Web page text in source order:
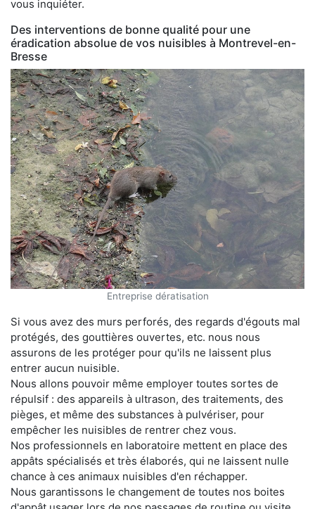
vous inquiéter.
Des interventions de bonne qualité pour une
éradication absolue de vos nuisibles à Montrevel-en-
Bresse
Entreprise dératisation
Si vous avez des murs perforés, des regards d'égouts mal
protégés, des gouttières ouvertes, etc. nous nous
assurons de les protéger pour qu'ils ne laissent plus
entrer aucun nuisible.
Nous allons pouvoir même employer toutes sortes de
répulsif : des appareils à ultrason, des traitements, des
pièges, et même des substances à pulvériser, pour
empêcher les nuisibles de rentrer chez vous.
Nos professionnels en laboratoire mettent en place des
appâts spécialisés et très élaborés, qui ne laissent nulle
chance à ces animaux nuisibles d'en réchapper.
Nous garantissons le changement de toutes nos boites